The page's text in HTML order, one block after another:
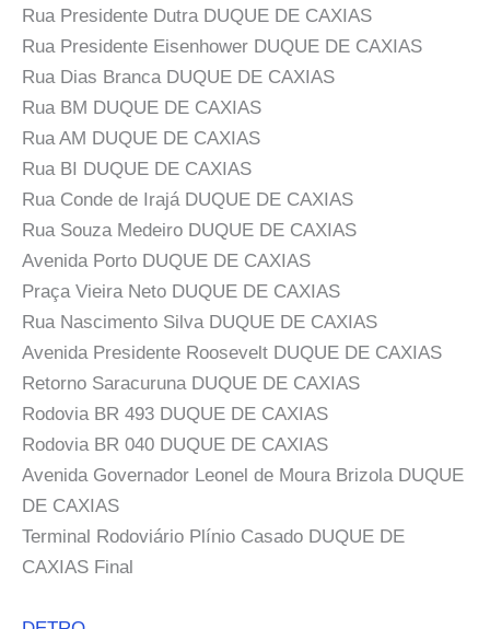
Rua Presidente Dutra DUQUE DE CAXIAS
Rua Presidente Eisenhower DUQUE DE CAXIAS
Rua Dias Branca DUQUE DE CAXIAS
Rua BM DUQUE DE CAXIAS
Rua AM DUQUE DE CAXIAS
Rua BI DUQUE DE CAXIAS
Rua Conde de Irajá DUQUE DE CAXIAS
Rua Souza Medeiro DUQUE DE CAXIAS
Avenida Porto DUQUE DE CAXIAS
Praça Vieira Neto DUQUE DE CAXIAS
Rua Nascimento Silva DUQUE DE CAXIAS
Avenida Presidente Roosevelt DUQUE DE CAXIAS
Retorno Saracuruna DUQUE DE CAXIAS
Rodovia BR 493 DUQUE DE CAXIAS
Rodovia BR 040 DUQUE DE CAXIAS
Avenida Governador Leonel de Moura Brizola DUQUE
DE CAXIAS
Terminal Rodoviário Plínio Casado DUQUE DE
CAXIAS Final